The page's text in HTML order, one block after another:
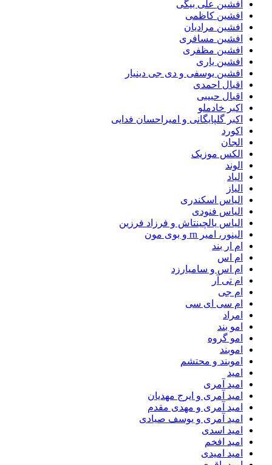
افشین علی بیگی
افشین کاظمی
افشین مرادیان
افشین مسافری
افشین مظفری
افشین یاری
افشین یوسفی و دی جی دینیار
اقبال احمدی
اقبال حبیبی
اکبر خادملو
اکبر گلپایگانی و امیراحسان فدایی
اکورد
الجان
الکس موزیک
الوند
الیاد
الیاز
الیاس اسکندری
الیاس فنودی
الیاس یالچینتاش و فرزاد فرزین
الینور، امیر rn و بوی مون
ام‌ ار بند
ام اس
ام اس و سامیارزد
ام تی آر
ام جی
ام سی ای سی
امراد
امو بند
امو گروه
اموبند
اموبند و محتشم
امید
امید آمری
امید آمری و ایرج مهدیان
امید آمری و مهدی مقدم
امید آمری و یوسف صیادی
امید اسدی
امید افخم
امید امیدی